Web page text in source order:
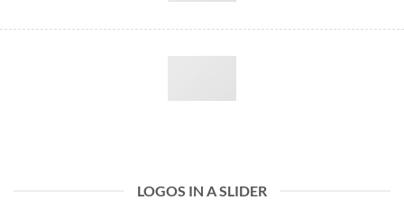
LOGOS IN A SLIDER